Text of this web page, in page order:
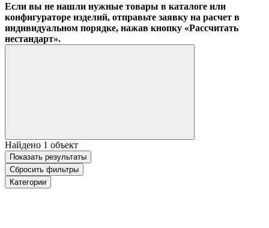
Если вы не нашли нужные товары в каталоге или
конфигураторе изделий, отправьте заявку на расчет в
индивидуальном порядке, нажав кнопку «Рассчитать
нестандарт».
Найдено 1 объект
Показать результаты
Сбросить фильтры
Категории